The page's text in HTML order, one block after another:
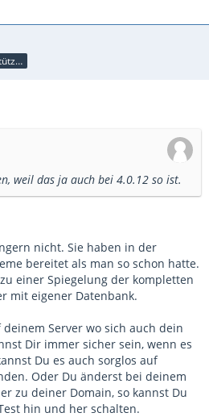
Profi und VM Unterstützer
weil das ja auch bei 4.0.12 so ist.
nicht. Sie haben in der
bereitet als man so schon hatte.
einer Spiegelung der kompletten
mit eigener Datenbank.
Server wo sich auch dein
Dir immer sicher sein, wenn es
Du es auch sorglos auf
Oder Du änderst bei deinem
zu deiner Domain, so kannst Du
hin und her schalten.